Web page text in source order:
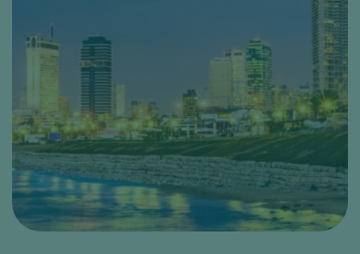
בניית בניין דירות
בניית מתחם דירות בניית בתי קרקע